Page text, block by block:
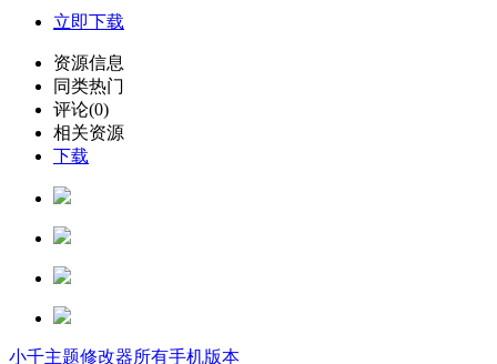
立即下载
资源信息
同类热门
评论(0)
相关资源
下载
小千主题修改器所有手机版本